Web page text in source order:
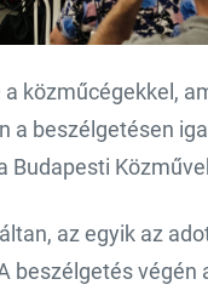
közműcégekkel,
beszélgetésen
Budapesti
az egyik az
beszélgetés